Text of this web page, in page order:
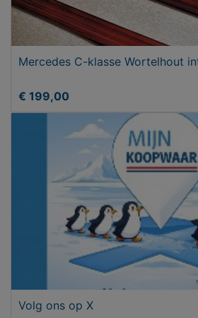
Mercedes C-klasse Wortelhout
€ 199,00
Volg ons op X